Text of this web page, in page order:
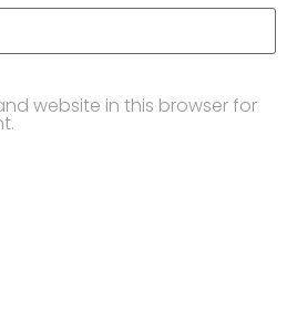
website in this browser for